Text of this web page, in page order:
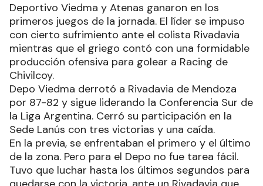
Deportivo Viedma y Atenas ganaron en los
primeros juegos de la jornada. El líder se impuso
con cierto sufrimiento ante el colista Rivadavia
mientras que el griego contó con una formidable
producción ofensiva para golear a Racing de
Chivilcoy.
Depo Viedma derrotó a Rivadavia de Mendoza
por 87-82 y sigue liderando la Conferencia Sur de
la Liga Argentina. Cerró su participación en la
Sede Lanús con tres victorias y una caída.
En la previa, se enfrentaban el primero y el último
de la zona. Pero para el Depo no fue tarea fácil.
Tuvo que luchar hasta los últimos segundos para